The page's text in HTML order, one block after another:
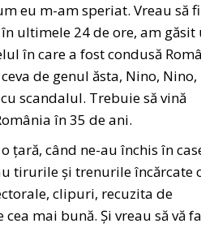
eu m-am speriat. Vreau să
ultimele 24 de ore, am găsit
în care a fost condusă
de genul ăsta, Nino, Nino,
scandalul. Trebuie să vină
în 35 de ani.
țară, când ne-au închis în
tirurile și trenurile încărcate
clipuri, recuzita de
mai bună. Și vreau să vă